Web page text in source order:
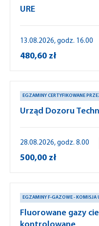
URE
13.08.2026, godz. 16.00
480,60 zł
EGZAMINY CERTYFIKOWANE
Urząd Dozoru
28.08.2026, godz. 8.00
500,00 zł
EGZAMINY F-GAZOWE - KOMISJA
Fluorowane gazy